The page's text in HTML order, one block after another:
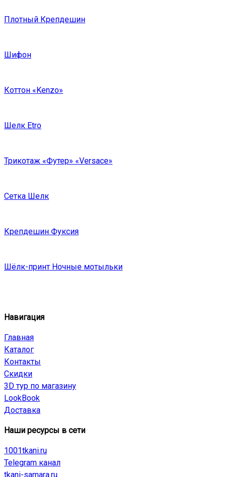
Плотный Крепдешин
Шифон
Коттон «Kenzo»
Шелк Etro
Трикотаж «Футер» «Versace»
Сетка Шелк
Крепдешин Фуксия
Шёлк-принт Ночные мотыльки
Навигация
Главная
Каталог
Контакты
Скидки
3D тур по магазину
LookBook
Доставка
Наши ресурсы в сети
1001tkani.ru
Telegram канал
tkani-samara.ru